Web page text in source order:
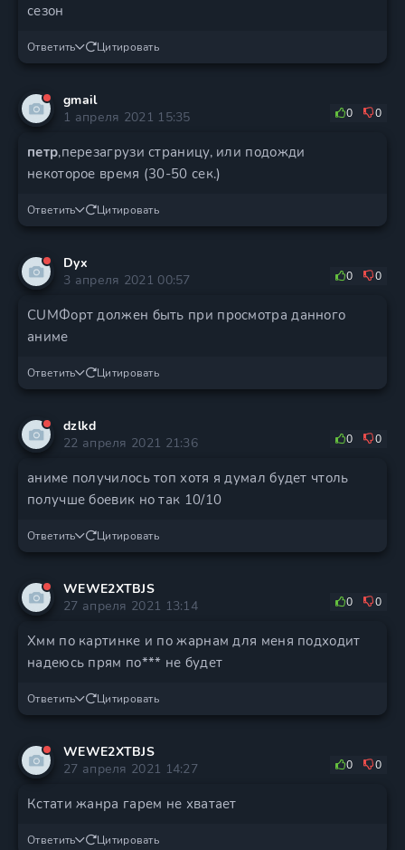
сезон
Ответить Цитировать
gmail
1 апреля 2021 15:35
0 0
петр,перезагрузи страницу, или подожди
некоторое время (30-50 сек.)
Ответить Цитировать
Dyx
3 апреля 2021 00:57
0 0
CUMФорт должен быть при просмотра данного
аниме
Ответить Цитировать
dzlkd
22 апреля 2021 21:36
0 0
аниме получилось топ хотя я думал будет чтоль
получше боевик но так 10/10
Ответить Цитировать
WEWE2XTBJS
27 апреля 2021 13:14
0 0
Хмм по картинке и по жарнам для меня подходит
надеюсь прям по*** не будет
Ответить Цитировать
WEWE2XTBJS
27 апреля 2021 14:27
0 0
Кстати жанра гарем не хватает
Ответить Цитировать